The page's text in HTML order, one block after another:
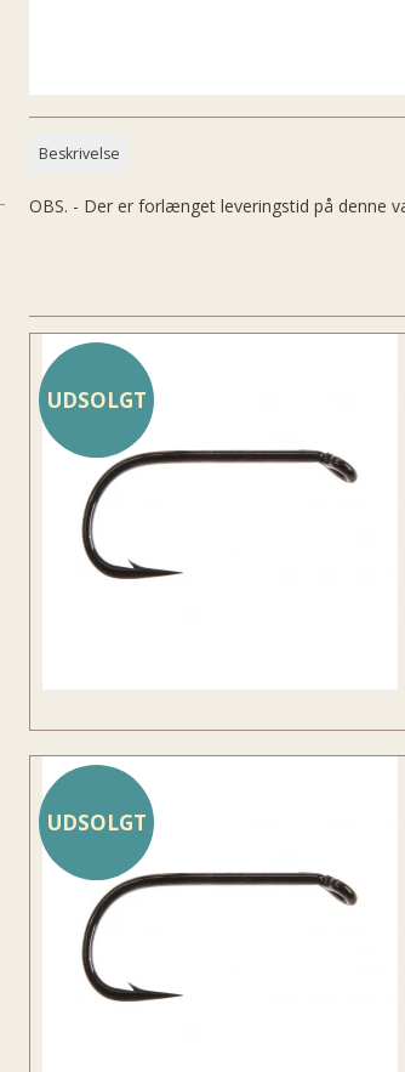
Beskrivelse
OBS. - Der er forlænget leveringstid på denne
UDSOLGT
UDSOLGT